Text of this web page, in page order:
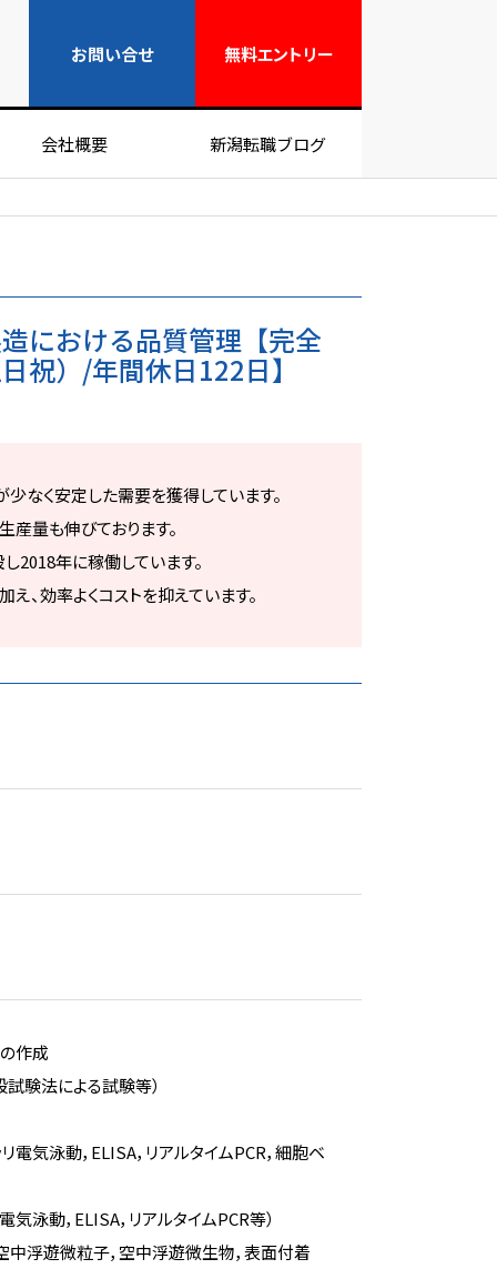
お問い合せ 無料エントリー
会社概要 新潟転職ブログ
における品質管理【完全
祝）/年間休日122日】
なく安定した需要を獲得しています。
量も伸びております。
2018年に稼働しています。
、効率よくコストを抑えています。
作成
験法による試験等）
気泳動，ELISA，リアルタイムPCR，細胞ベ
泳動，ELISA，リアルタイムPCR等）
中浮遊微粒子，空中浮遊微生物，表面付着